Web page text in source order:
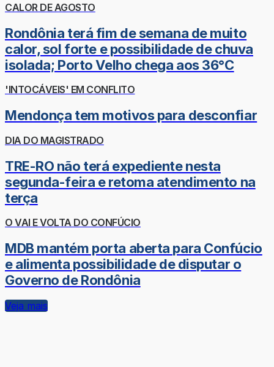
CALOR DE AGOSTO
Rondônia terá fim de semana de muito
calor, sol forte e possibilidade de chuva
isolada; Porto Velho chega aos 36°C
'INTOCÁVEIS' EM CONFLITO
Mendonça tem motivos para desconfiar
DIA DO MAGISTRADO
TRE-RO não terá expediente nesta
segunda-feira e retoma atendimento na
terça
O VAI E VOLTA DO CONFÚCIO
MDB mantém porta aberta para Confúcio
e alimenta possibilidade de disputar o
Governo de Rondônia
Veja mais